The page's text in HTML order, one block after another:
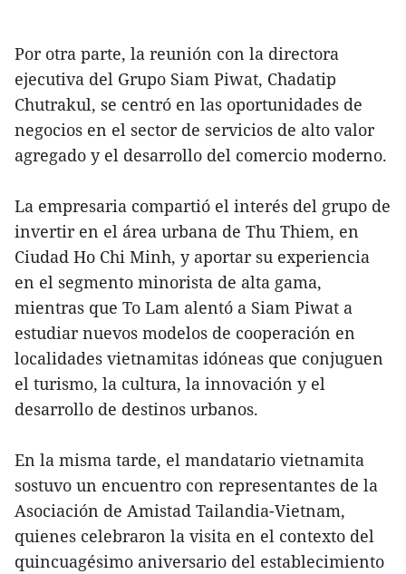
Por otra parte, la reunión con la directora
ejecutiva del Grupo Siam Piwat, Chadatip
Chutrakul, se centró en las oportunidades de
negocios en el sector de servicios de alto valor
agregado y el desarrollo del comercio moderno.
La empresaria compartió el interés del grupo de
invertir en el área urbana de Thu Thiem, en
Ciudad Ho Chi Minh, y aportar su experiencia
en el segmento minorista de alta gama,
mientras que To Lam alentó a Siam Piwat a
estudiar nuevos modelos de cooperación en
localidades vietnamitas idóneas que conjuguen
el turismo, la cultura, la innovación y el
desarrollo de destinos urbanos.
En la misma tarde, el mandatario vietnamita
sostuvo un encuentro con representantes de la
Asociación de Amistad Tailandia-Vietnam,
quienes celebraron la visita en el contexto del
quincuagésimo aniversario del establecimiento